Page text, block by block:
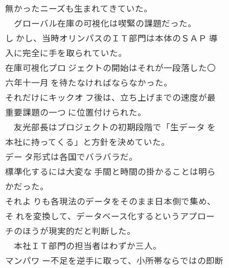
無かったニーズも生まれてきていた。
グローバル在庫の可視化は喫緊の課題だった。
し かし、当時オリンパスのＩＴ部門は本体のＳＡＰ 導
入に完全に手を取られていた。
在庫可視化プロ ジェクトの開始はそれが一段落した〇
六年十一月 を待たなければならなかった。
それだけにキックオ フ後は、立ち上げまでの速度が最
重要課題の一つ に位置付けられた。
友光部長はプロジェクトの初期段階で「生データ を
本社に持ってくる」と方針を決めていた。
デー タ形式は各国でバラバラだ。
標準化するには大変な 手間と時間の掛かることは明ら
かだった。
それよ りも各現法のデータをそのまま日本側で集め、
そ れを変換して、データベース化するというアプロー
チのほうが現実的だと判断した。
本社ＩＴ部門の担当者はわずか三人。
マンパワ ー不足を逆手に取って、小所帯ならではの即断